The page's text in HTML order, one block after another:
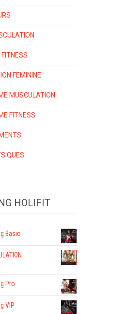
FITNESS
FEMININE
MUSCULATION
FITNESS
HOLIFIT
Basic
Pro
VIP